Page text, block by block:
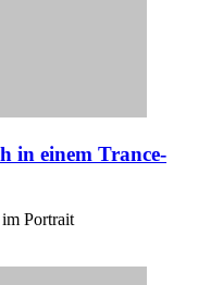
in einem Trance-
Portrait